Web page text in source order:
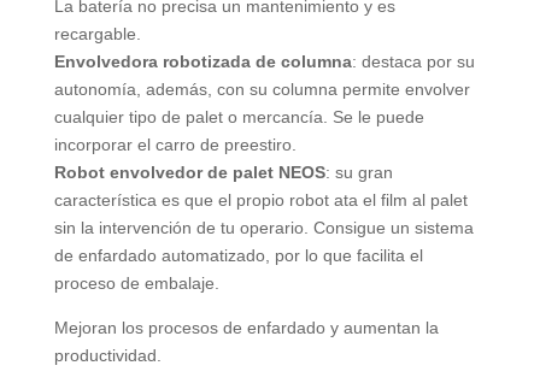
La batería no precisa un mantenimiento y es
recargable.
Envolvedora robotizada de columna: destaca por su
autonomía, además, con su columna permite envolver
cualquier tipo de palet o mercancía. Se le puede
incorporar el carro de preestiro.
Robot envolvedor de palet NEOS: su gran
característica es que el propio robot ata el film al palet
sin la intervención de tu operario. Consigue un sistema
de enfardado automatizado, por lo que facilita el
proceso de embalaje.
Mejoran los procesos de enfardado y aumentan la
productividad.